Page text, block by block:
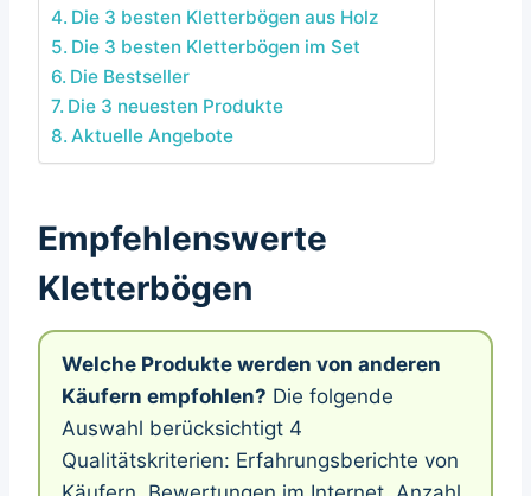
Die 3 besten Kletterbögen aus Holz
Die 3 besten Kletterbögen im Set
Die Bestseller
Die 3 neuesten Produkte
Aktuelle Angebote
Empfehlenswerte
Kletterbögen
Welche Produkte werden von anderen
Käufern empfohlen? Die folgende
Auswahl berücksichtigt 4
Qualitätskriterien: Erfahrungsberichte von